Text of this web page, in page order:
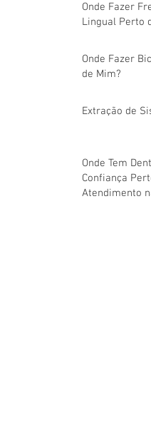
Onde Fazer
Lingual Perto
Onde Fazer
de Mim?
Extração de
Onde Tem
Confiança
Atendimento